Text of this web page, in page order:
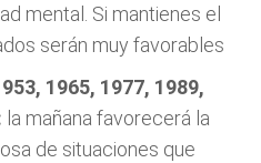
mental. Si mantienes el
serán muy favorables
1965, 1977, 1989,
la mañana favorecerá la
de situaciones que